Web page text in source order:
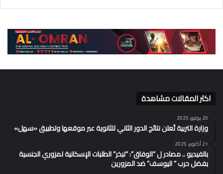
اكثر المقالات مشاهدة
20 يوليو، 2025
وزارة التربية تُعلن نتائج الدور الثاني للثانوية عبر موقعها وتطبيق «سهل»
21 أكتوبر، 2025
بالفيديو .. مصادر ل “الوفاق”: “تبخر” الطلبات الإسكانية لمزوري الجنسية
بفضل حرب ” اليوسف” ضد المزورين